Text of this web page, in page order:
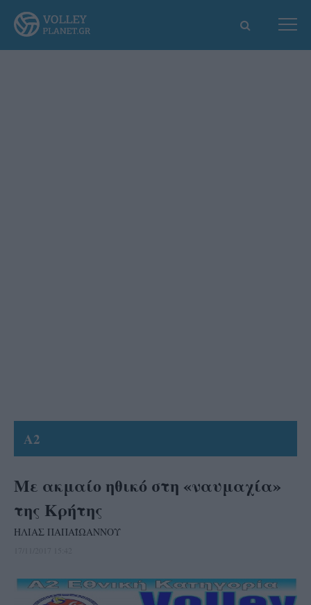
A2
Με ακμαίο ηθικό στη «ναυμαχία»
της Κρήτης
ΗΛΙΑΣ ΠΑΠΑΪΩΑΝΝΟΥ